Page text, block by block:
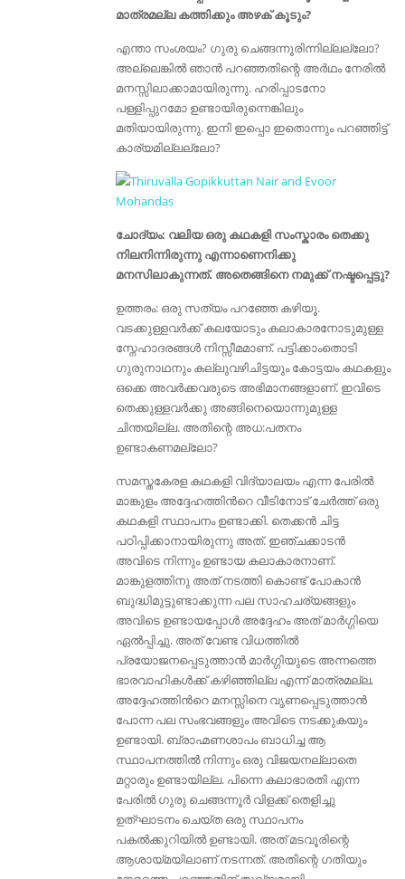
മാത്രമല്ല കത്തിക്കും അഴക്‌ കൂടും?
എന്താ സംശയം? ഗുരു ചെങ്ങന്നൂരിന്നില്ലല്ലോ?
അല്ലെങ്കിൽ ഞാൻ പറഞ്ഞതിന്റെ അർഥം നേരിൽ
മനസ്സിലാക്കാമായിരുന്നു. ഹരിപ്പാടനോ
പള്ളിപ്പുറമോ ഉണ്ടായിരുന്നെങ്കിലും
മതിയായിരുന്നു. ഇനി ഇപ്പൊ ഇതൊന്നും പറഞ്ഞിട്ട്
കാര്യമില്ലല്ലോ?
ചോദ്യം: വലിയ ഒരു കഥകളി സംസ്കാരം തെക്കു
നിലനിന്നിരുന്നു എന്നാണെനിക്കു
മനസിലാകുന്നത്. അതെങ്ങിനെ നമുക്ക് നഷ്ടപ്പെട്ടു?
ഉത്തരം: ഒരു സത്യം പറഞ്ഞേ കഴിയൂ.
വടക്കുള്ളവർക്ക് കലയോടും കലാകാരനോടുമുള്ള
സ്നേഹാദരങ്ങൾ നിസ്സീമമാണ്. പട്ടിക്കാംതൊടി
ഗുരുനാഥനും കല്ലുവഴിചിട്ടയും കോട്ടയം കഥകളും
ഒക്കെ അവർക്കവരുടെ അഭിമാനങ്ങളാണ്. ഇവിടെ
തെക്കുള്ളവർക്കു അങ്ങിനെയൊന്നുമുള്ള
ചിന്തയില്ല. അതിന്റെ അധ:പതനം
ഉണ്ടാകണമല്ലോ?
സമസ്തകേരള കഥകളി വിദ്യാലയം എന്ന പേരില്‍
മാങ്കുളം അദ്ദേഹത്തിന്‍റെ വീടിനോട് ചേര്‍ത്ത് ഒരു
കഥകളി സ്ഥാപനം ഉണ്ടാക്കി. തെക്കന്‍ ചിട്ട
പഠിപ്പിക്കാനായിരുന്നു അത്. ഇഞ്ചക്കാടന്‍
അവിടെ നിന്നും ഉണ്ടായ കലാകാരനാണ്.
മാങ്കുളത്തിനു അത് നടത്തി കൊണ്ട് പോകാൻ
ബുദ്ധിമുട്ടുണ്ടാക്കുന്ന പല സാഹചര്യങ്ങളും
അവിടെ ഉണ്ടായപ്പോള്‍ അദ്ദേഹം അത് മാർഗ്ഗിയെ
ഏല്‍പ്പിച്ചു. അത് വേണ്ട വിധത്തിൽ
പ്രയോജനപ്പെടുത്താൻ മാർഗ്ഗിയുടെ അന്നത്തെ
ഭാരവാഹികൾക്ക് കഴിഞ്ഞില്ല എന്ന് മാത്രമല്ല,
അദ്ദേഹത്തിൻറെ മനസ്സിനെ വൃണപ്പെടുത്താൻ
പോന്ന പല സംഭവങ്ങളും അവിടെ നടക്കുകയും
ഉണ്ടായി. ബ്രാഹ്മണശാപം ബാധിച്ച ആ
സ്ഥാപനത്തില്‍ നിന്നും ഒരു വിജയനല്ലാതെ
മറ്റാരും ഉണ്ടായില്ല. പിന്നെ കലാഭാരതി എന്ന
പേരില്‍ ഗുരു ചെങ്ങന്നൂര്‍ വിളക്ക് തെളിച്ചു
ഉത്ഘാടനം ചെയ്ത ഒരു സ്ഥാപനം
പകല്‍ക്കുറിയില്‍ ഉണ്ടായി. അത് മടവൂരിന്റെ
ആശായ്മയിലാണ് നടന്നത്. അതിന്റെ ഗതിയും